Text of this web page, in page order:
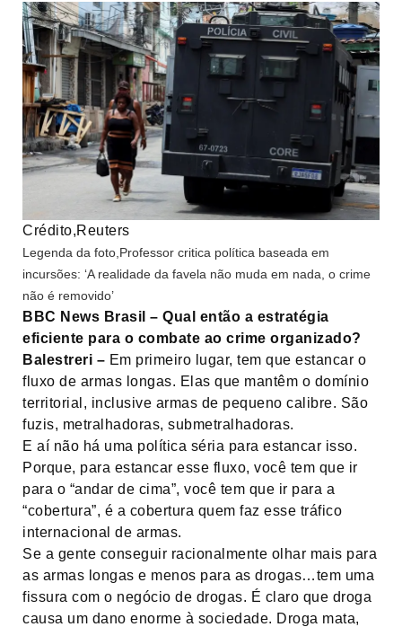
Crédito,Reuters
Legenda da foto, Professor critica política baseada em
incursões: ‘A realidade da favela não muda em nada, o crime
não é removido’
BBC News Brasil – Qual então a estratégia
eficiente para o combate ao crime organizado?
Balestreri – Em primeiro lugar, tem que estancar o
fluxo de armas longas. Elas que mantêm o domínio
territorial, inclusive armas de pequeno calibre. São
fuzis, metralhadoras, submetralhadoras.
E aí não há uma política séria para estancar isso.
Porque, para estancar esse fluxo, você tem que ir
para o “andar de cima”, você tem que ir para a
“cobertura”, é a cobertura quem faz esse tráfico
internacional de armas.
Se a gente conseguir racionalmente olhar mais para
as armas longas e menos para as drogas…tem uma
fissura com o negócio de drogas. É claro que droga
causa um dano enorme à sociedade. Droga mata,